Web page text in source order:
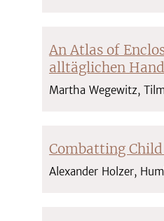
An Atlas of
alltäglichen
Martha Wegewitz,
Combatting
Alexander Holzer,